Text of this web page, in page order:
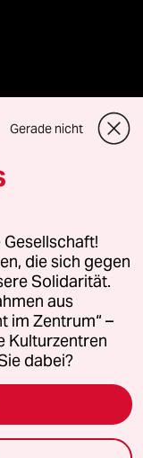
für Genehmigungen
Richtlinien
AGB
(Ads)
Gerade nicht
die sich gegen
Solidarität.
aus
im Zentrum“ –
Kulturzentren
dabei?